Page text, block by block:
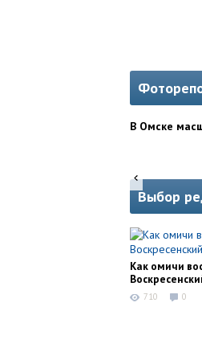
В Омске
Выбор
Как омичи
710 0